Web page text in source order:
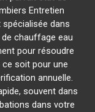
Entretien
dans
chauffage eau
pour résoudre
soit pour une
annuelle.
souvent dans
dans votre